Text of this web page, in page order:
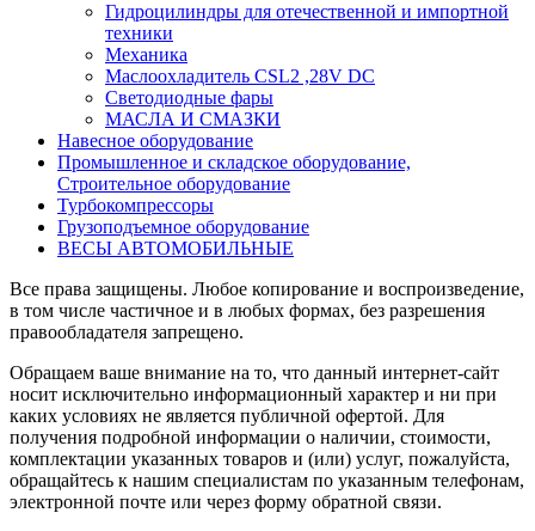
Гидроцилиндры для отечественной и импортной
техники
Механика
Маслоохладитель CSL2 ,28V DC
Светодиодные фары
МАСЛА И СМАЗКИ
Навесное оборудование
Промышленное и складское оборудование,
Строительное оборудование
Турбокомпрессоры
Грузоподъемное оборудование
ВЕСЫ АВТОМОБИЛЬНЫЕ
Все права защищены. Любое копирование и воспроизведение,
в том числе частичное и в любых формах, без разрешения
правообладателя запрещено.
Обращаем ваше внимание на то, что данный интернет-сайт
носит исключительно информационный характер и ни при
каких условиях не является публичной офертой. Для
получения подробной информации о наличии, стоимости,
комплектации указанных товаров и (или) услуг, пожалуйста,
обращайтесь к нашим специалистам по указанным телефонам,
электронной почте или через форму обратной связи.